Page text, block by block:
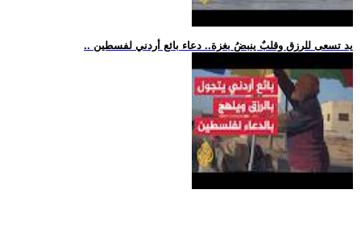
.. يد تسعى للرزق وقلبٌ ينبضُ بغزة.. دعاء بائع أردني لفسطين